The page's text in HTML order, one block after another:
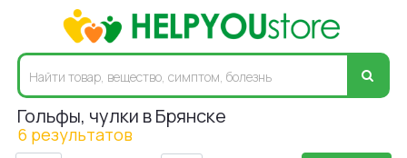
Гольфы, чулки в Брянске
6 результатов